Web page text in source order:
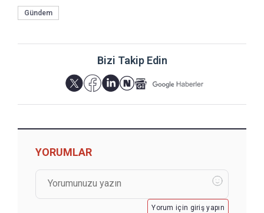
Gündem
Bizi Takip Edin
YORUMLAR
Yorum için giriş yapın